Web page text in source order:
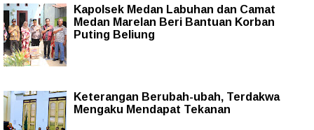
Kapolsek Medan Labuhan dan Camat
Medan Marelan Beri Bantuan Korban
Puting Beliung
Keterangan Berubah-ubah, Terdakwa
Mengaku Mendapat Tekanan